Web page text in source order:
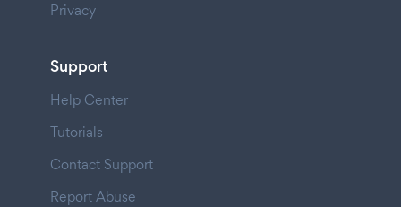
Privacy
Support
Help Center
Tutorials
Contact Support
Report Abuse